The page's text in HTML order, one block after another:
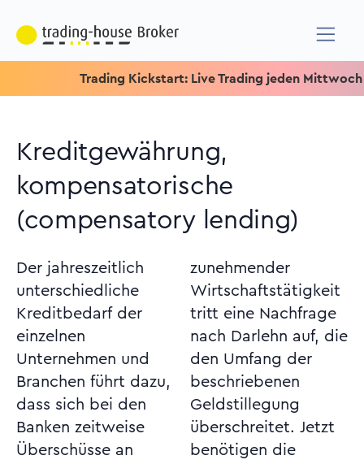
Trading Kickstart: Live Trading jeden Mittwoch um
Kreditgewährung,
kompensatorische
(compensatory lending)
Der jahreszeitlich
unterschiedliche
Kreditbedarf der
einzelnen
Unternehmen und
Branchen führt dazu,
dass sich bei den
Banken zeitweise
Überschüsse an
zunehmender
Wirtschaftstätigkeit
tritt eine Nachfrage
nach Darlehn auf, die
den Umfang der
beschriebenen
Geldstillegung
überschreitet. Jetzt
benötigen die